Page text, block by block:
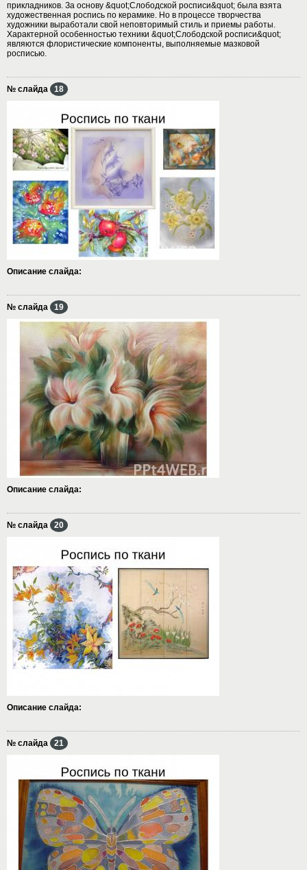
прикладников. За основу &quot;Слободской росписи&quot; была взята
художественная роспись по керамике. Но в процессе творчества
художники выработали свой неповторимый стиль и приемы работы.
Характерной особенностью техники &quot;Слободской росписи&quot;
являются флористические компоненты, выполняемые мазковой
росписью.
№ слайда 18
Описание слайда:
№ слайда 19
Описание слайда:
№ слайда 20
Описание слайда:
№ слайда 21